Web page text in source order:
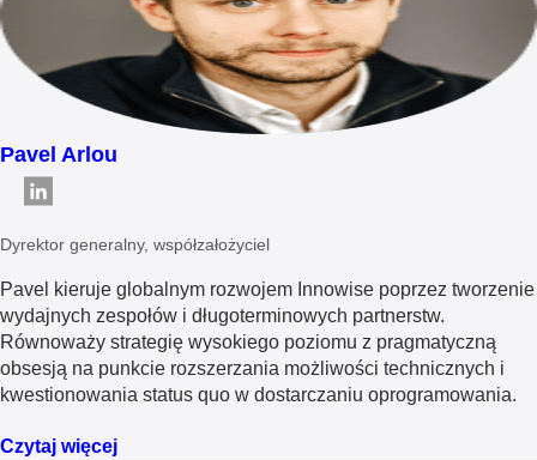
Pavel Arlou
Dyrektor generalny, współzałożyciel
Pavel kieruje globalnym rozwojem Innowise poprzez tworzenie
wydajnych zespołów i długoterminowych partnerstw.
Równoważy strategię wysokiego poziomu z pragmatyczną
obsesją na punkcie rozszerzania możliwości technicznych i
kwestionowania status quo w dostarczaniu oprogramowania.
Czytaj więcej